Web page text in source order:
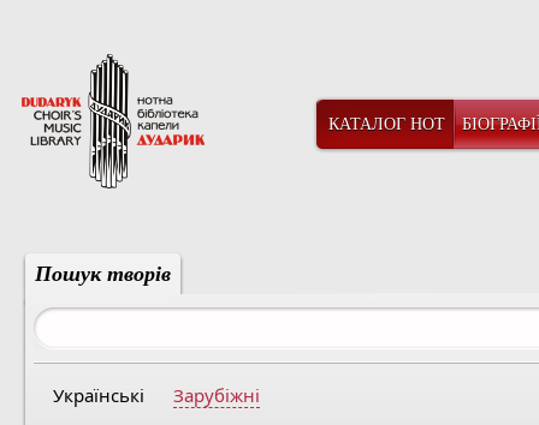
КАТАЛОГ НОТ
Пошук творів
Українські Зарубіжні